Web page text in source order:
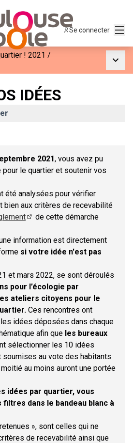
Se connecter
! 2021 /
IDÉES
2021, vous avez pu
le quartier et soutenir vos
été analysées pour vérifier
bien aux critères de recevabilité
de cette démarche
information est directement
si votre idée n'est pas
et mars 2022, se sont déroulés
pour l’écologie par
ateliers citoyens pour le
Ces rencontres ont
idées déposées dans chaque
afin que les bureaux
sélectionner les 10 idées
au vote des habitants
au moins auront une portée
idées par quartier, vous
dans le bandeau blanc à
», sont celles qui ne
de recevabilité ainsi que